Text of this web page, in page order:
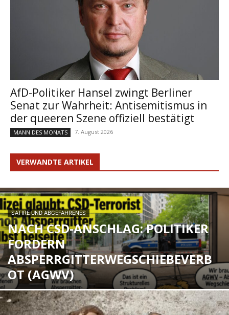
AfD-Politiker Hansel zwingt Berliner
Senat zur Wahrheit: Antisemitismus in
der queeren Szene offiziell bestätigt
MANN DES MONATS 7. August 2026
VERWANDTE ARTIKEL
SATIRE UND ABGEFAHRENES
NACH CSD-ANSCHLAG: POLITIKER
FORDERN
ABSPERRGITTERWEGSCHIEBEVERB
OT (AGWV)